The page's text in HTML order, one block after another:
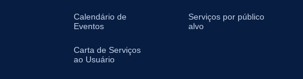
Calendário de
Eventos
Carta de Serviços
ao Usuário
Serviços por público
alvo